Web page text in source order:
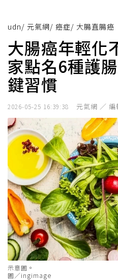
udn/ 元氣網/ 癌症/ 大腸直腸癌
大腸癌年輕化
家點名6種護
鍵習慣
2026-05-25 16:39:38 元氣網 ／
示意圖。
圖／ingimage